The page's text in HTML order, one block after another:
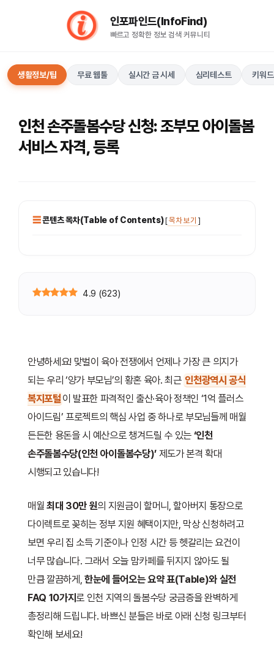
인포파인드(InfoFind)​​​​
빠르고 정확한 정보 검색 커뮤니티
생활정보/팁 무료 웹툴 실시간 금 시세 심리테스트 키워
인천 손주돌봄수당 신청: 조부모 아이돌봄
서비스 자격, 등록
콘텐츠 목차(Table of Contents)[목차 보기 ]
4.9 (623)
안녕하세요! 맞벌이 육아 전쟁에서 언제나 가장 큰 의지가
되는 우리 ‘양가 부모님’의 황혼 육아. 최근 인천광역시 공식
복지포털 이 발표한 파격적인 출산·육아 정책인 ‘1억 플러스
아이드림’ 프로젝트의 핵심 사업 중 하나로 부모님들께 매월
든든한 용돈을 시 예산으로 챙겨드릴 수 있는 ‘인천
손주돌봄수당(인천 아이돌봄수당)’ 제도가 본격 확대
시행되고 있습니다!
매월최대 30만 원의 지원금이 할머니, 할아버지 통장으로
다이렉트로 꽂히는 정부 지원 혜택이지만, 막상 신청하려고
보면 우리 집 소득 기준이나 인정 시간 등 헷갈리는 요건이
너무 많습니다. 그래서 오늘 맘카페를 뒤지지 않아도 될
만큼 깔끔하게,한눈에 들어오는 요약 표(Table)와 실전
FAQ 10가지로 인천 지역의 돌봄수당 궁금증을 완벽하게
총정리해 드립니다. 바쁘신 분들은 바로 아래 신청 링크부터
확인해 보세요!